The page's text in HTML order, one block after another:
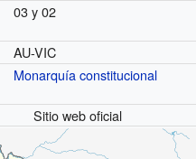
03 y 02
AU-VIC
Monarquía constitucional
Sitio web oficial